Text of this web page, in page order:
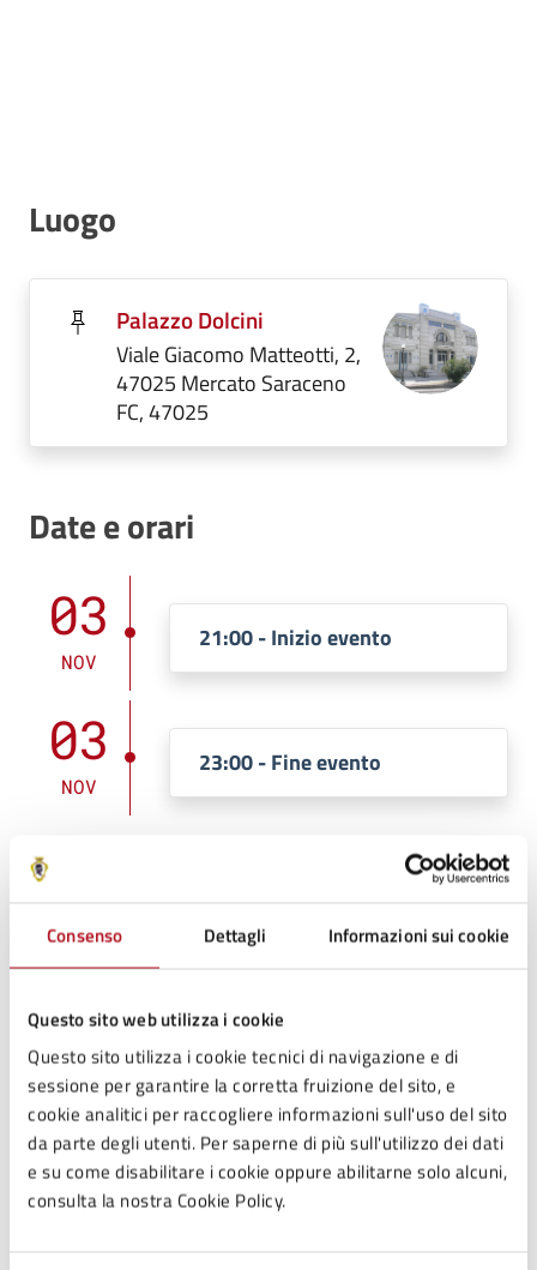
Consenso Dettagli Informazioni sui cookie
Questo sito web utilizza i cookie
Questo sito utilizza i cookie tecnici di navigazione e di
sessione per garantire la corretta fruizione del sito, e
cookie analitici per raccogliere informazioni sull'uso del sito
da parte degli utenti. Per saperne di più sull'utilizzo dei dati
e su come disabilitare i cookie oppure abilitarne solo alcuni,
consulta la nostra Cookie Policy.
Luogo
Palazzo Dolcini
Viale Giacomo Matteotti, 2,
47025 Mercato Saraceno
FC, 47025
Date e orari
03
NOV
21:00 - Inizio evento
03
NOV
23:00 - Fine evento
Intero
Ridotto (Under 12 - Over 65)
5